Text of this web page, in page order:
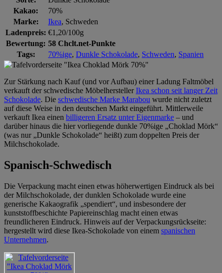
Kakao:
70%
Marke:
Ikea, Schweden
Ladenpreis: €1,20/100g
Bewertung: 58 Chclt.net-Punkte
Tags:
70%ige, Dunkle Schokolade, Schweden, Spanien
Zur Stärkung nach Kauf (und vor Aufbau) einer Ladung Faltmöbel
verkauft der schwedische MöbelherstellerIkea schon seit langer Zeit
Schokolade. Die schwedische Marke Marabou wurde nicht zuletzt
auf diese Weise in den deutschen Markt eingeführt. Mittlerweile
verkauft Ikea einen billigeren Ersatz unter Eigenmarke – und
darüber hinaus die hier vorliegende dunkle 70%ige „Choklad Mörk“
(was nur „Dunkle Schokolade“ heißt) zum doppelten Preis der
Milchschokolade.
Spanisch-Schwedisch
Die Verpackung macht einen etwas höherwertigen Eindruck als bei
der Milchschokolade, der dunklen Schokolade wurde eine
generische Kakaografik „spendiert“, und insbesondere der
kunststoffbeschichte Papiereinschlag macht einen etwas
freundlicheren Eindruck. Hinweis auf der Verpackungsrückseite:
hergestellt wird diese Ikea-Schokolade von einem spanischen
Unternehmen.